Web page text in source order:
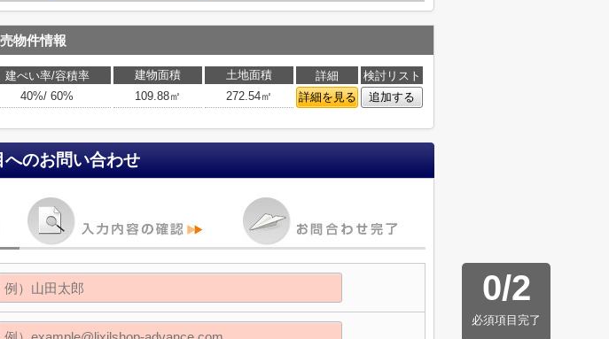
物件情報
建ぺい率/容積率 建物面積 土地面積 詳細
検討リスト
40%/ 60% 109.88㎡ 272.54㎡ 詳細を見る 追加する
へのお問い合わせ
0/2
必須項目完了